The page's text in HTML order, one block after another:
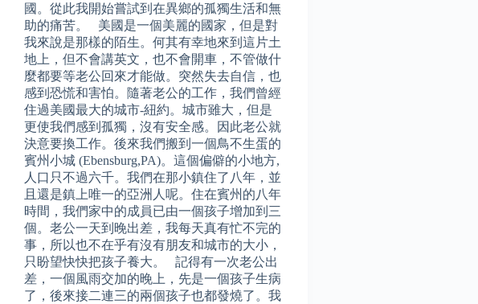
國。從此我開始嘗試到在異鄉的孤獨生活和無
助的痛苦。 美國是一個美麗的國家，但是對
我來說是那樣的陌生。何其有幸地來到這片土
地上，但不會講英文，也不會開車，不管做什
麼都要等老公回來才能做。突然失去自信，也
感到恐慌和害怕。隨著老公的工作，我們曾經
住過美國最大的城市-紐約。城市雖大，但是
更使我們感到孤獨，沒有安全感。因此老公就
決意要換工作。後來我們搬到一個鳥不生蛋的
賓州小城 (Ebensburg,PA)。這個偏僻的小地方,
人口只不過六千。我們在那小鎮住了八年，並
且還是鎮上唯一的亞洲人呢。住在賓州的八年
時間，我們家中的成員已由一個孩子增加到三
個。老公一天到晚出差，我每天真有忙不完的
事，所以也不在乎有沒有朋友和城市的大小，
只盼望快快把孩子養大。 記得有一次老公出
差，一個風雨交加的晚上，先是一個孩子生病
了，後來接二連三的兩個孩子也都發燒了。我